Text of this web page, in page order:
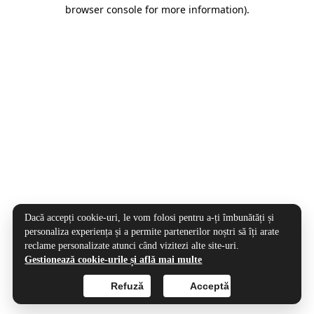
browser console for more information).
Dacă accepți cookie-uri, le vom folosi pentru a-ți îmbunătăți și
personaliza experiența și a permite partenerilor noștri să îți arate
reclame personalizate atunci când vizitezi alte site-uri.
Gestionează cookie-urile și află mai multe
Acceptă
Refuză